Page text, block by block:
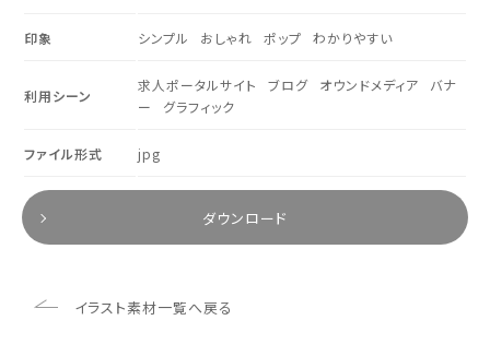
印象 シンプル おしゃれ ポップ わかりやすい
利用シーン
求人ポータルサイト ブログ オウンドメディア
バナ
ー
グラフィック
ファイル形式 jpg
ダウンロード
イラスト素材一覧へ戻る